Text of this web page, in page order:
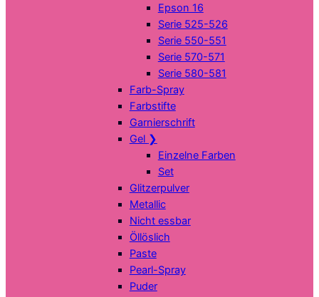
Epson 16
Serie 525-526
Serie 550-551
Serie 570-571
Serie 580-581
Farb-Spray
Farbstifte
Garnierschrift
Gel ❯
Einzelne Farben
Set
Glitzerpulver
Metallic
Nicht essbar
Öllöslich
Paste
Pearl-Spray
Puder